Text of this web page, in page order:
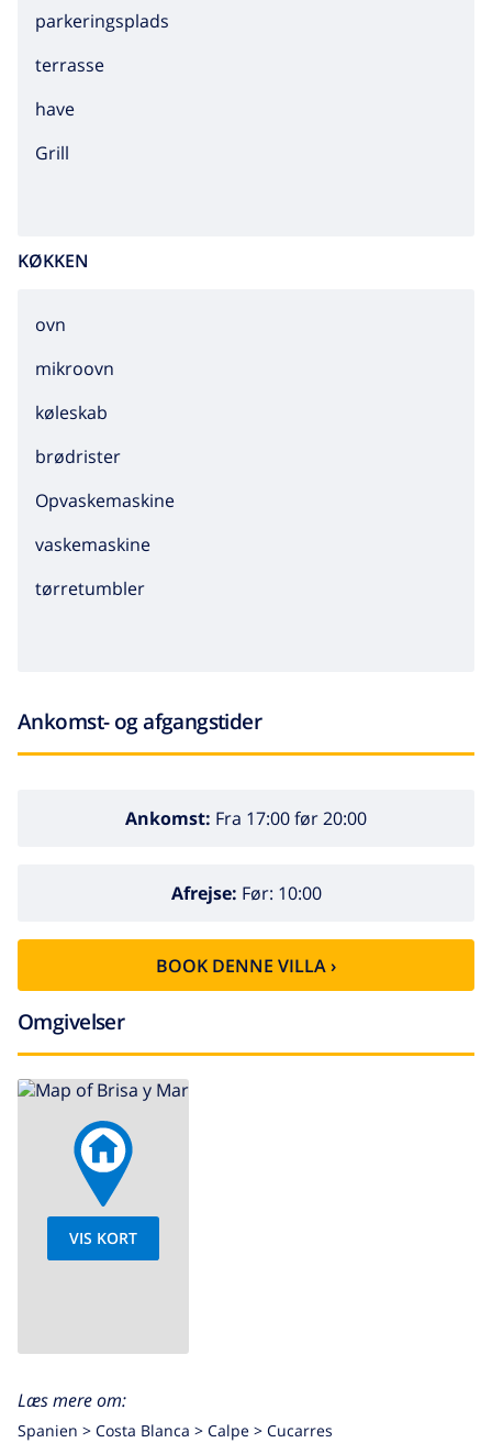
parkeringsplads
terrasse
have
grill
KØKKEN
ovn
mikroovn
køleskab
brødrister
Opvaskemaskine
vaskemaskine
tørretumbler
Ankomst- og afgangstider
Ankomst: Fra 17:00 før 20:00
Afrejse: Før: 10:00
BOOK DENNE VILLA ›
Omgivelser
VIS KORT
Læs mere om:
Spanien > Costa Blanca > Calpe > Cucarres